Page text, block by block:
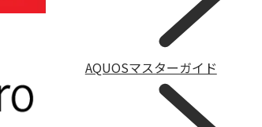
AQUOSマスターガイド